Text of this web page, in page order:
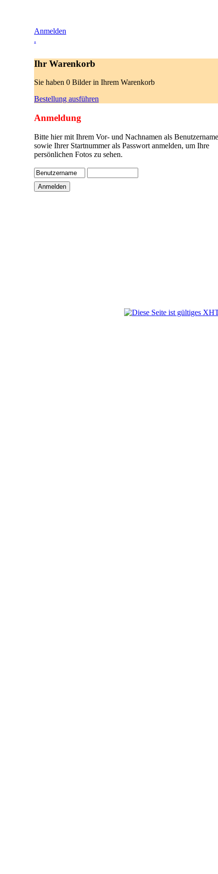
Anmelden
.
Ihr Warenkorb
Sie haben 0 Bilder in Ihrem Warenkorb
Bestellung ausführen
Anmeldung
Bitte hier mit Ihrem Vor- und Nachnamen als
sowie Ihrer Startnummer als Passwort anmelden, um Ihre
persönlichen Fotos zu sehen.